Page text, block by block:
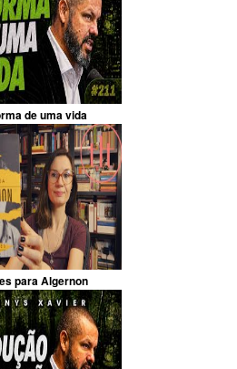
de uma vida
para Algernon